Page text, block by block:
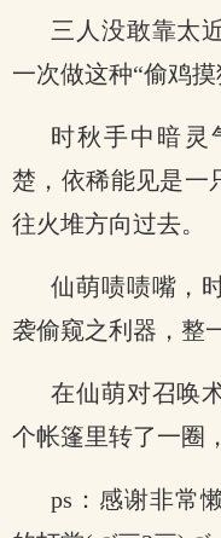
三人没敢靠太
一次做这种“偷鸡摸
时秋手中暗灵
楚，依稀能见是一
往火堆方向过去。
仙萌啧啧嘴，
袭偷窥之利器，整
在仙萌对召唤
个帐篷里转了一圈
ps：感谢非常